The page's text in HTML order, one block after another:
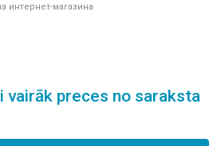
интернет-магазина
vairāk preces no saraksta